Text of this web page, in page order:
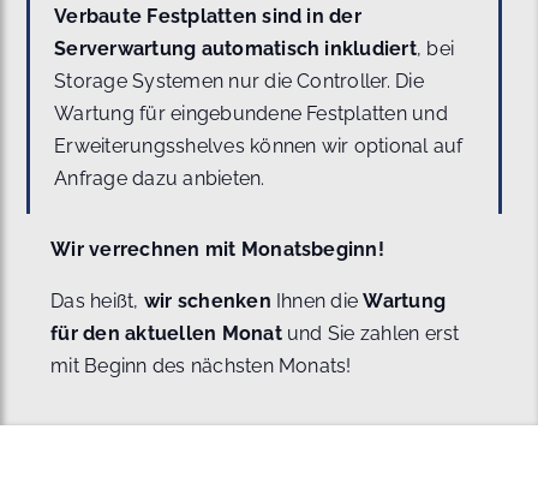
Verbaute Festplatten sind in der
Serverwartung automatisch inkludiert, bei
Storage Systemen nur die Controller. Die
Wartung für eingebundene Festplatten und
Erweiterungsshelves können wir optional auf
Anfrage dazu anbieten.
Wir verrechnen mit Monatsbeginn!
Das heißt, wir schenken Ihnen dieWartung
für den aktuellen Monat und Sie zahlen erst
mit Beginn des nächsten Monats!